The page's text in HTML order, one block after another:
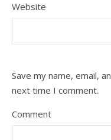
Website
Save my name, email,
next time I comment.
Comment